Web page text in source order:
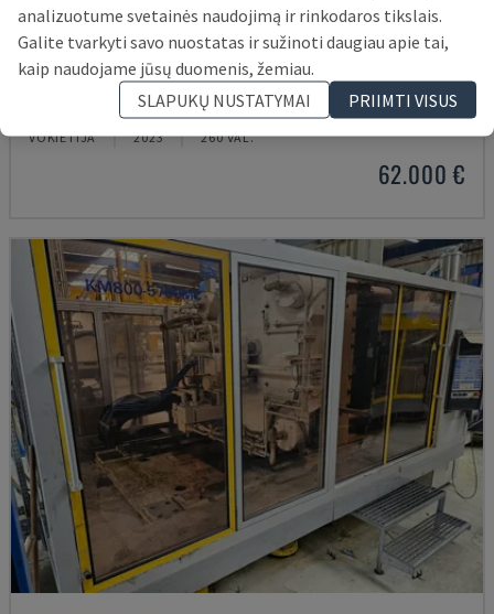
NEO.E55/E110H
TEDERIC - HIDRAULINĖ LIEJIMO MAŠINA
VOKIETIJA 2023 260 VAL.
62.000 €
analizuotume svetainės naudojimą ir rinkodaros tikslais.
Galite tvarkyti savo nuostatas ir sužinoti daugiau apie tai,
kaip naudojame jūsų duomenis, žemiau.
SLAPUKŲ NUSTATYMAI
PRIIMTI VISUS